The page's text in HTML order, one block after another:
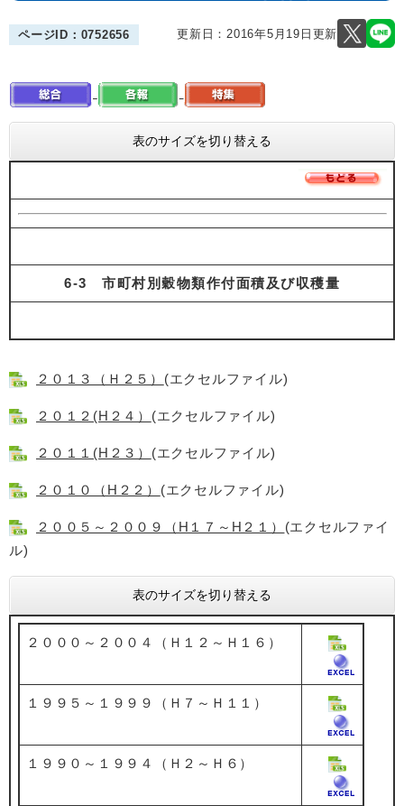
ページID：0752656 更新日：2016年5月19日更新
表のサイズを切り替える
6-3 市町村別穀物類作付面積及び収穫量
２０１３（Ｈ２５） (エクセルファイル)
２０１２(H２４） (エクセルファイル)
２０１１(H２３） (エクセルファイル)
２０１０（H２２） (エクセルファイル)
２００５～２００９（H１７～H２１） (エクセルファイ
ル)
表のサイズを切り替える
２０００～２００４（Ｈ１２～Ｈ１６）
１９９５～１９９９（Ｈ７～Ｈ１１）
１９９０～１９９４（Ｈ２～Ｈ６）